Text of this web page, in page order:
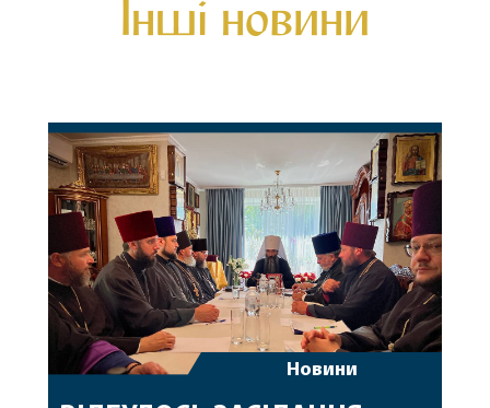
Інші новини
Новини